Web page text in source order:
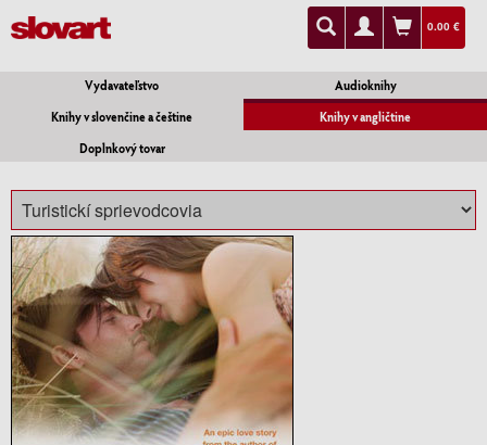
0.00 €
Vydavateľstvo
Audioknihy
Knihy v slovenčine a češtine
Knihy v angličtine
Doplnkový tovar